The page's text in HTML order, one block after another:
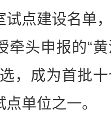
试点建设名单
牵头申报的“
，成为首批
单位之一。